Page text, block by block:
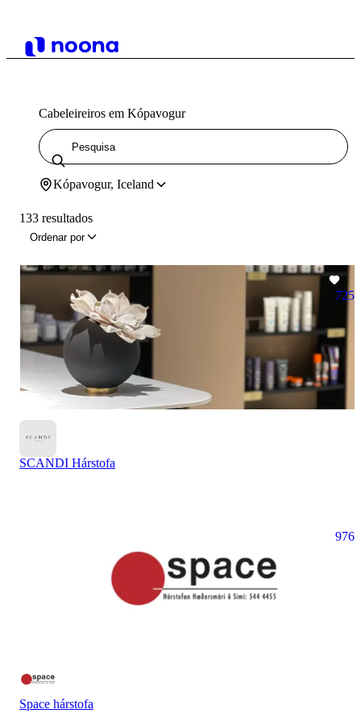
Cabeleireiros em Kópavogur
Kópavogur, Iceland
133 resultados
Ordenar por
725
SCANDI Hárstofa
976
Space hárstofa